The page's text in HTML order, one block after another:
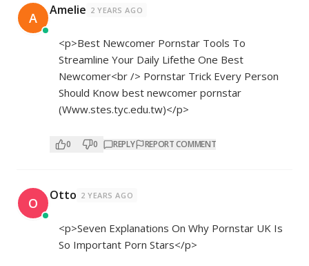
A Amelie 2 YEARS AGO
<p>Best Newcomer Pornstar Tools To
Streamline Your Daily Lifethe One Best
Newcomer<br /> Pornstar Trick Every Person
Should Know best newcomer pornstar
(Www.stes.tyc.edu.tw)</p>
0 0 REPLY REPORT COMMENT
O Otto 2 YEARS AGO
<p>Seven Explanations On Why Pornstar UK Is
So Important Porn Stars</p>